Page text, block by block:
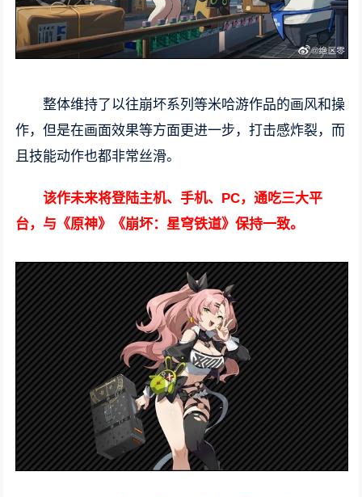
整体维持了以往崩坏系列等米哈游作品的画风和操
作，但是在画面效果等方面更进一步，打击感炸裂，而
且技能动作也都非常丝滑。
该作未来将登陆主机、手机、PC，通吃三大平
台，与《原神》《崩坏：星穹铁道》保持一致。